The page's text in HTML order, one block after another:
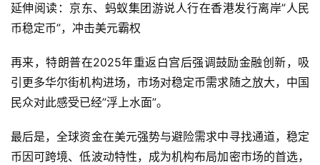
延伸阅读：京东、蚂蚁集团游说人行在香港发行离岸”人民
币稳定币”，冲击美元霸权
再来，特朗普在2025年重返白宫后强调鼓励金融创新，吸
引更多华尔街机构进场，市场对稳定币需求随之放大，中国
民众对此感受已经”浮上水面”。
最后是，全球资金在美元强势与避险需求中寻找通道，稳定
币因可跨境、低波动特性，成为机构布局加密市场的首选，